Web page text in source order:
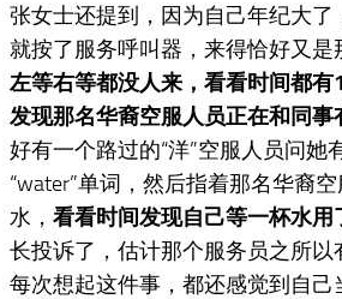
张女士还提到，因为自己年纪大
就按了服务呼叫器，来得恰好又是
左等右等都没人来，看看时间都
发现那名华裔空服人员正在和同事
好有一个路过的“洋”空服人员问
“water”单词，然后指着那名华裔
水， 看看时间发现自己等一杯水用
长投诉了，估计那个服务员之所
每次想起这件事，都还感觉到自己